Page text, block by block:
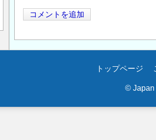
コメントを追加
トップページ
© Japan